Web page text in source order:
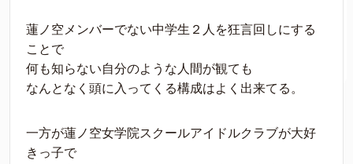
蓮ノ空メンバーでない中学生２人を狂言回しにする
ことで
何も知らない自分のような人間が観ても
なんとなく頭に入ってくる構成はよく出来てる。
一方が蓮ノ空女学院スクールアイドルクラブが大好
きっ子で